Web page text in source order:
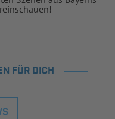
FÜR DICH